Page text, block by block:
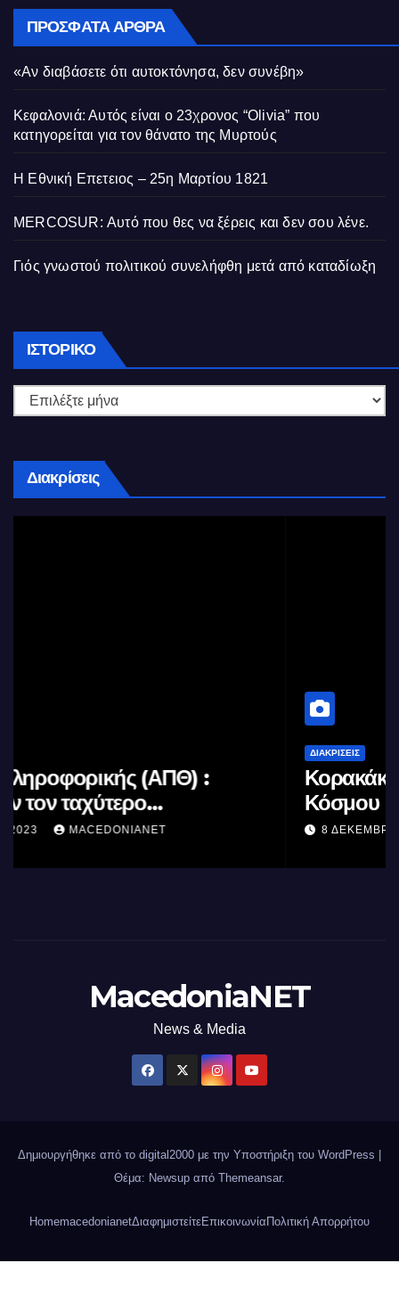
ΠΡΌΣΦΑΤΑ ΆΡΘΡΑ
«Αν διαβάσετε ότι αυτοκτόνησα, δεν συνέβη»
Κεφαλονιά: Αυτός είναι ο 23χρονος “Olivia” που
κατηγορείται για τον θάνατο της Μυρτούς
Η Εθνική Επετειος – 25η Μαρτίου 1821
MERCOSUR: Αυτό που θες να ξέρεις και δεν σου λένε.
Γιός γνωστού πολιτικού συνελήφθη μετά από καταδίωξη
ΙΣΤΟΡΙΚΌ Ιστορικό
Διακρίσεις
Κορακάκη: Στην Κορυφή του
Κόσμου
8 ΔΕΚΕΜΒΡΊΟΥ 2022
MacedoniaNET
News & Media
Δημιουργήθηκε από το digital2000 με την Υποστήριξη του WordPress
Θέμα: Newsup από Themeansar.
HomemacedonianetΔιαφημιστείτεΕπικοινωνίαΠολιτική Απορρήτου